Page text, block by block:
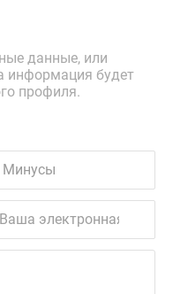
данные, или
информация будет
профиля.